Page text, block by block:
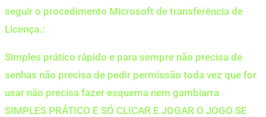
seguir o procedimento Microsoft de transferência de
Licença.:
Simples prático rápido e para sempre não precisa de
senhas não precisa de pedir permissão toda vez que for
usar não precisa fazer esquema nem gambiarra
SIMPLES PRÁTICO E SÓ CLICAR E JOGAR O JOGO SE